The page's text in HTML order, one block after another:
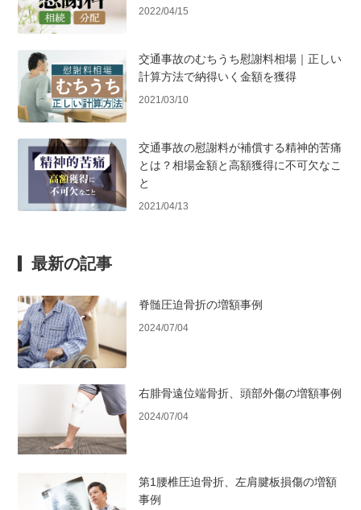
2022/04/15
交通事故のむちうち慰謝料相場｜正しい
計算方法で納得いく金額を獲得
2021/03/10
交通事故の慰謝料が補償する精神的苦痛
とは？相場金額と高額獲得に不可欠なこ
と
2021/04/13
最新の記事
脊髄圧迫骨折の増額事例
2024/07/04
右腓骨遠位端骨折、頭部外傷の増額事例
2024/07/04
第1腰椎圧迫骨折、左肩腱板損傷の増額
事例